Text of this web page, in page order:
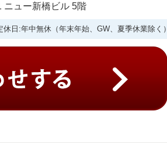
ニュー新橋ビル 5階
日:年中無休（年末年始、GW、夏季休業除く）